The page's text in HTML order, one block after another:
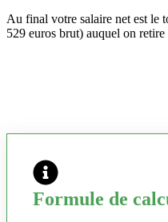
Au final votre salaire net est le
529 euros brut) auquel on
Formule de